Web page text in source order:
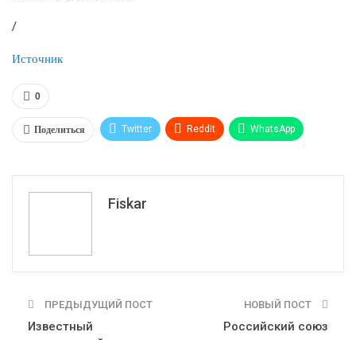
/
Источник
0
Поделиться Twitter ReddIt WhatsApp
Fiskar
ПРЕДЫДУЩИЙ ПОСТ
Известный
НОВЫЙ ПОСТ
Российский союз